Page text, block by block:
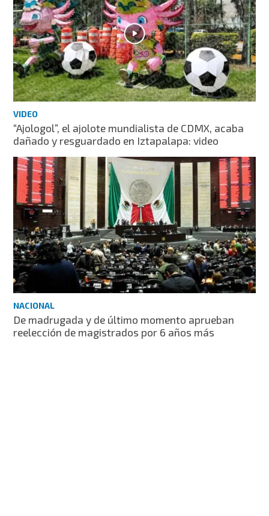
VIDEO
“Ajologol”, el ajolote mundialista de CDMX, acaba
dañado y resguardado en Iztapalapa: video
NACIONAL
De madrugada y de último momento aprueban
reelección de magistrados por 6 años más